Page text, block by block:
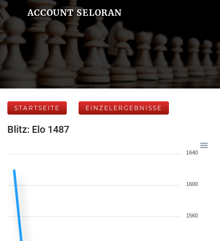
ACCOUNT SELORAN
STARTSEITE EINZELERGEBNISSE
Blitz: Elo 1487
1640
1600
1560